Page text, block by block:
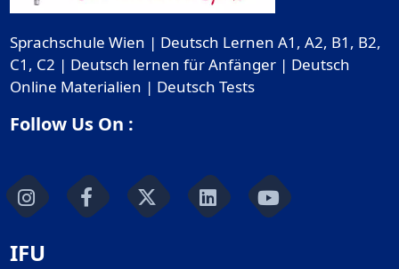
Sprachschule Wien | Deutsch Lernen A1, A2, B1, B2,
C1, C2 | Deutsch lernen für Anfänger | Deutsch
Online Materialien | Deutsch Tests
Follow Us On :
IFU